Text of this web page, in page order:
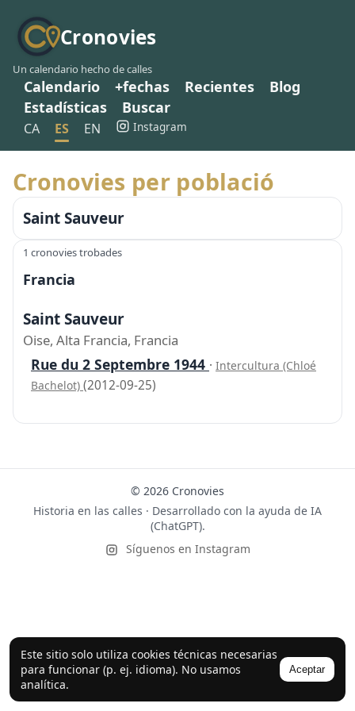
Cronovies
Un calendario hecho de calles
Calendario +fechas Recientes
Blog
Estadísticas
Buscar
CA ES EN Instagram
Este sitio solo utiliza cookies técnicas necesarias
para funcionar (p. ej. idioma). No usamos
analítica.
Aceptar
Cronovies per població
Saint Sauveur
1 cronovies trobades
Francia
Saint Sauveur
Oise, Alta Francia, Francia
Rue du 2 Septembre 1944 · Intercultura (Chloé
Bachelot) (2012-09-25)
© 2026 Cronovies
Historia en las calles · Desarrollado con la ayuda de IA
(ChatGPT).
Síguenos en Instagram